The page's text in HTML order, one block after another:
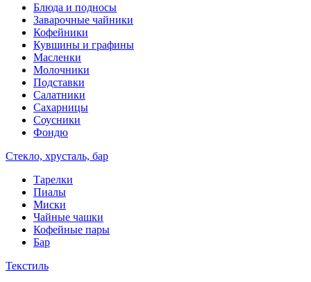
Блюда и подносы
Заварочные чайники
Кофейники
Кувшины и графины
Масленки
Молочники
Подставки
Салатники
Сахарницы
Соусники
Фондю
Стекло, хрусталь, бар
Тарелки
Пиалы
Миски
Чайные чашки
Кофейные пары
Бар
Текстиль